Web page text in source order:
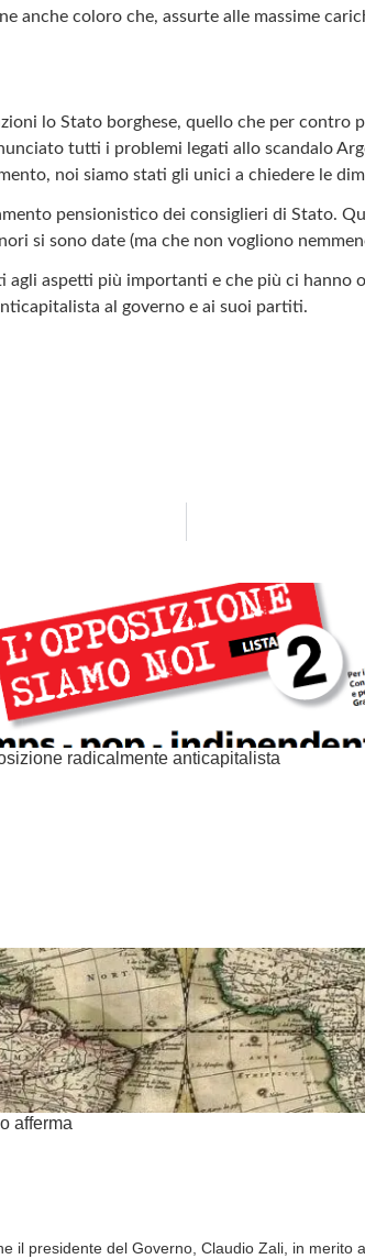
anche coloro che, assurte alle massime
lo Stato borghese, quello che per contro
tutti i problemi legati allo scandalo
noi siamo stati gli unici a chiedere le
pensionistico dei consiglieri di Stato.
si sono date (ma che non vogliono
aspetti più importanti e che più ci
al governo e ai suoi partiti.
radicalmente anticapitalista
afferma
il presidente del Governo, Claudio Zali, in